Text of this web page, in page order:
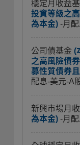
穩定月收益
投資等級之
為本金) -月
公司債基金 (
之高風險債
募性質債券
配息-美元-A
新興市場月
為本金) -月